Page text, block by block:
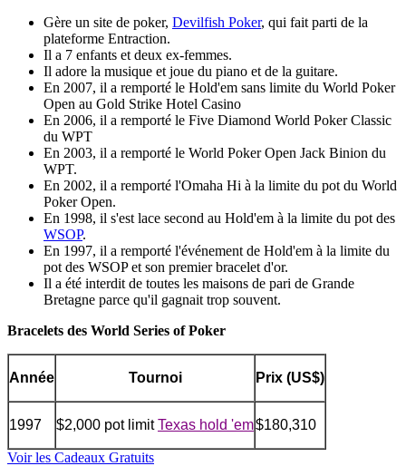
Gère un site de poker, Devilfish Poker, qui fait parti de la
plateforme Entraction.
Il a 7 enfants et deux ex-femmes.
Il adore la musique et joue du piano et de la guitare.
En 2007, il a remporté le Hold'em sans limite du World Poker
Open au Gold Strike Hotel Casino
En 2006, il a remporté le Five Diamond World Poker Classic
du WPT
En 2003, il a remporté le World Poker Open Jack Binion du
WPT.
En 2002, il a remporté l'Omaha Hi à la limite du pot du World
Poker Open.
En 1998, il s'est lace second au Hold'em à la limite du pot des
WSOP.
En 1997, il a remporté l'événement de Hold'em à la limite du
pot des WSOP et son premier bracelet d'or.
Il a été interdit de toutes les maisons de pari de Grande
Bretagne parce qu'il gagnait trop souvent.
Bracelets des World Series of Poker
Année Tournoi Prix (US$)
1997 $2,000 pot limitTexas hold 'em$180,310
Voir les Cadeaux Gratuits